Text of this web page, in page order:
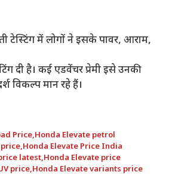
में लोगों ने इसके पावर, आराम,
दी है। कई एडवेंचर प्रेमी इसे उनकी
विकल्प मान रहे हैं।
Price,Honda Elevate petrol
price,Honda Elevate Price India
latest,Honda Elevate price
price,Honda Elevate variants price